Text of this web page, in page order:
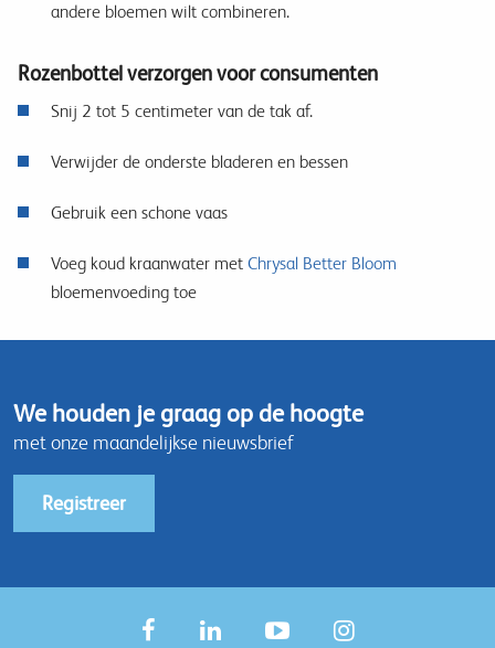
andere bloemen wilt combineren.
Rozenbottel verzorgen voor consumenten
Snij 2 tot 5 centimeter van de tak af.
Verwijder de onderste bladeren en bessen
Gebruik een schone vaas
Voeg koud kraanwater met Chrysal Better Bloom
bloemenvoeding toe
We houden je graag op de hoogte
met onze maandelijkse nieuwsbrief
Registreer